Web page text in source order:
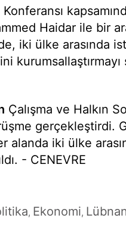
Haidar ile bir
iki ülke arasında
kurumsallaştırmayı
Çalışma ve Halkın
gerçekleştirdi.
alanda iki ülke
- CENEVRE
, Ekonomi,